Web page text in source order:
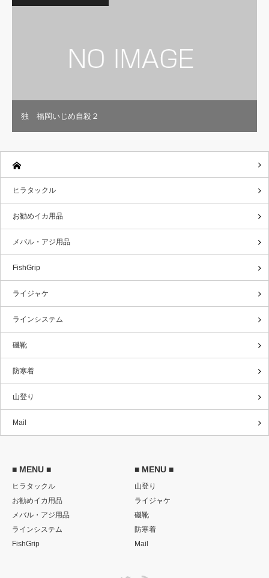
独 福岡いじめ自殺２
ヒラタックル
お勧めイカ用品
メバル・アジ用品
FishGrip
ライジャケ
ラインシステム
磯靴
防寒着
山登り
Mail
■ MENU ■
ヒラタックル
お勧めイカ用品
メバル・アジ用品
ラインシステム
FishGrip
■ MENU ■
山登り
ライジャケ
磯靴
防寒着
Mail